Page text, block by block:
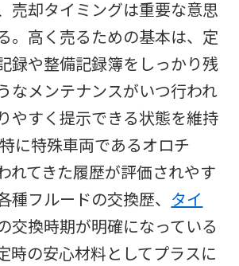
売却タイミングは重要な意思
。高く売るための基本は、定
録や整備記録簿をしっかり残
なメンテナンスがいつ行われ
やすく提示できる状態を維持
に特殊車両であるオロチ
れてきた履歴が評価されやす
種フルードの交換歴、 タイ
交換時期が明確になっている
時の安心材料としてプラスに